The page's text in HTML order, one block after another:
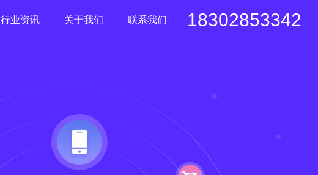
18302853342
行业资讯 关于我们 联系我们